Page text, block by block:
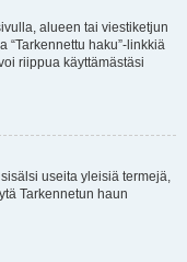
alueen tai viestiketjun
“Tarkennettu haku”-linkkiä
riippua käyttämästäsi
useita yleisiä termejä,
Tarkennetun haun